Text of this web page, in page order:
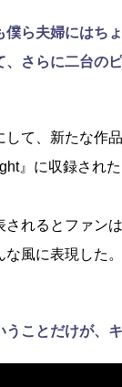
僕ら夫婦には
さらに二台の
て、新たな作
』に収録され
れるとファン
風に表現した。
うことだけが、